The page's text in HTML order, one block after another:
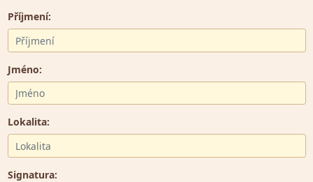
Příjmení:
Jméno:
Lokalita:
Signatura: